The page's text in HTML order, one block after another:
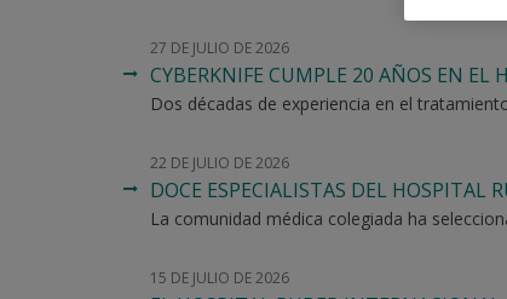
27 DE JULIO DE 2026
CYBERKNIFE CUMPLE 20 AÑOS EN EL
Dos décadas de experiencia en el
22 DE JULIO DE 2026
DOCE ESPECIALISTAS DEL HOSPITAL
La comunidad médica colegiada ha
15 DE JULIO DE 2026